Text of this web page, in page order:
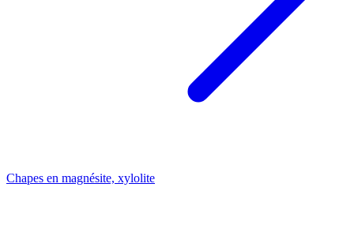
Chapes en magnésite, xylolite